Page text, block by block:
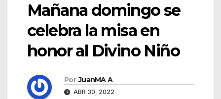
Mañana domingo se
celebra la misa en
honor al Divino Niño
Por JuanMA A
ABR 30, 2022